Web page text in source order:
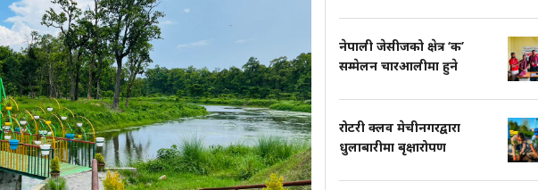
नेपाली जेसीजको क्षेत्र ‘क’
सम्मेलन चारआलीमा हुने
रोटरी क्लव मेचीनगरद्वारा
धुलाबारीमा बृक्षारोपण